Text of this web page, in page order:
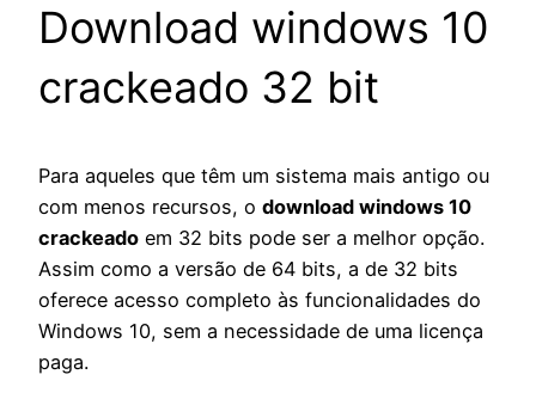
Download windows 10
crackeado 32 bit
Para aqueles que têm um sistema mais antigo ou
com menos recursos, o download windows 10
crackeado em 32 bits pode ser a melhor opção.
Assim como a versão de 64 bits, a de 32 bits
oferece acesso completo às funcionalidades do
Windows 10, sem a necessidade de uma licença
paga.